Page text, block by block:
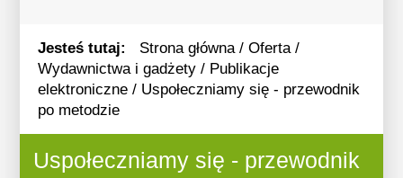
Jesteś tutaj: Strona główna/Oferta/
Wydawnictwa i gadżety / Publikacje
elektroniczne / Uspołeczniamy się - przewodnik
po metodzie
Uspołeczniamy się - przewodnik